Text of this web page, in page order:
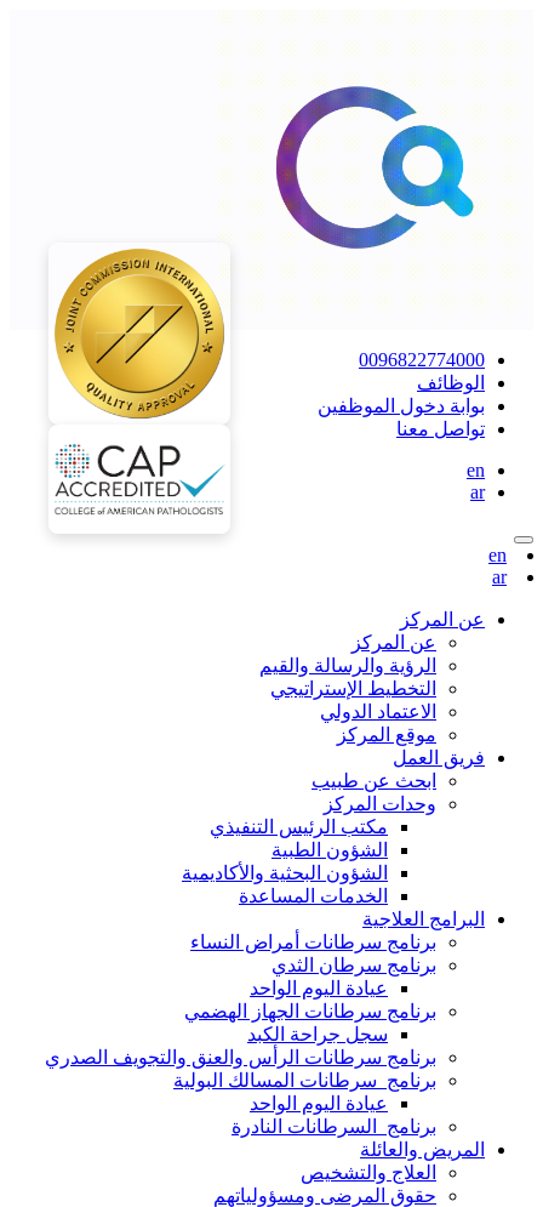
0096822774000
الوظائف
بوابة دخول الموظفين
تواصل معنا
en
ar
en
ar
عن المركز
عن المركز
الرؤية والرسالة والقيم
التخطيط الإستراتيجي
الاعتماد الدولي
موقع المركز
فريق العمل
ابحث عن طبيب
وحدات المركز
مكتب الرئيس التنفيذي
الشؤون الطبية
الشؤون البحثية والأكاديمية
الخدمات المساعدة
البرامج العلاجية
برنامج سرطانات أمراض النساء
برنامج سرطان الثدي
عيادة اليوم الواحد
برنامج سرطانات الجهاز الهضمي
سجل جراحة الكبد
برنامج سرطانات الرأس والعنق والتجويف الصدري
برنامج سرطانات المسالك البولية
عيادة اليوم الواحد
برنامج السرطانات النادرة
المريض والعائلة
العلاج والتشخيص
حقوق المرضى ومسؤولياتهم